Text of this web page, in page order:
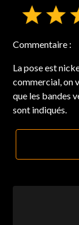
Commentaire :
La pose est
commercial, on
que les bandes
sont indiqués.